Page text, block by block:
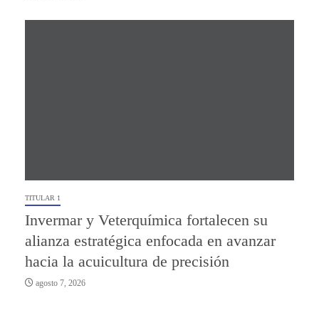
TITULAR 1
Invermar y Veterquímica fortalecen su
alianza estratégica enfocada en avanzar
hacia la acuicultura de precisión
agosto 7, 2026